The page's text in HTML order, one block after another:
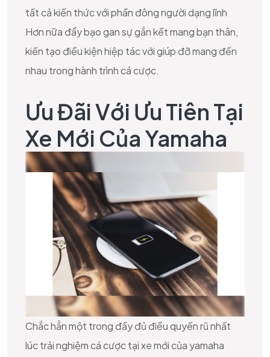
tất cả kiến thức với phần đông người dạng lĩnh
Hơn nữa đẩy bạo gan sự gắn kết mang bạn thân,
kiến tạo điều kiện hiệp tác với giúp đỡ mang đến
nhau trong hành trình cá cược.
Ưu Đãi Với Ưu Tiên Tại
Xe Mới Của Yamaha
Chắc hẳn một trong đầy đủ điều quyến rũ nhất
lúc trải nghiệm cá cược tại xe mới của yamaha